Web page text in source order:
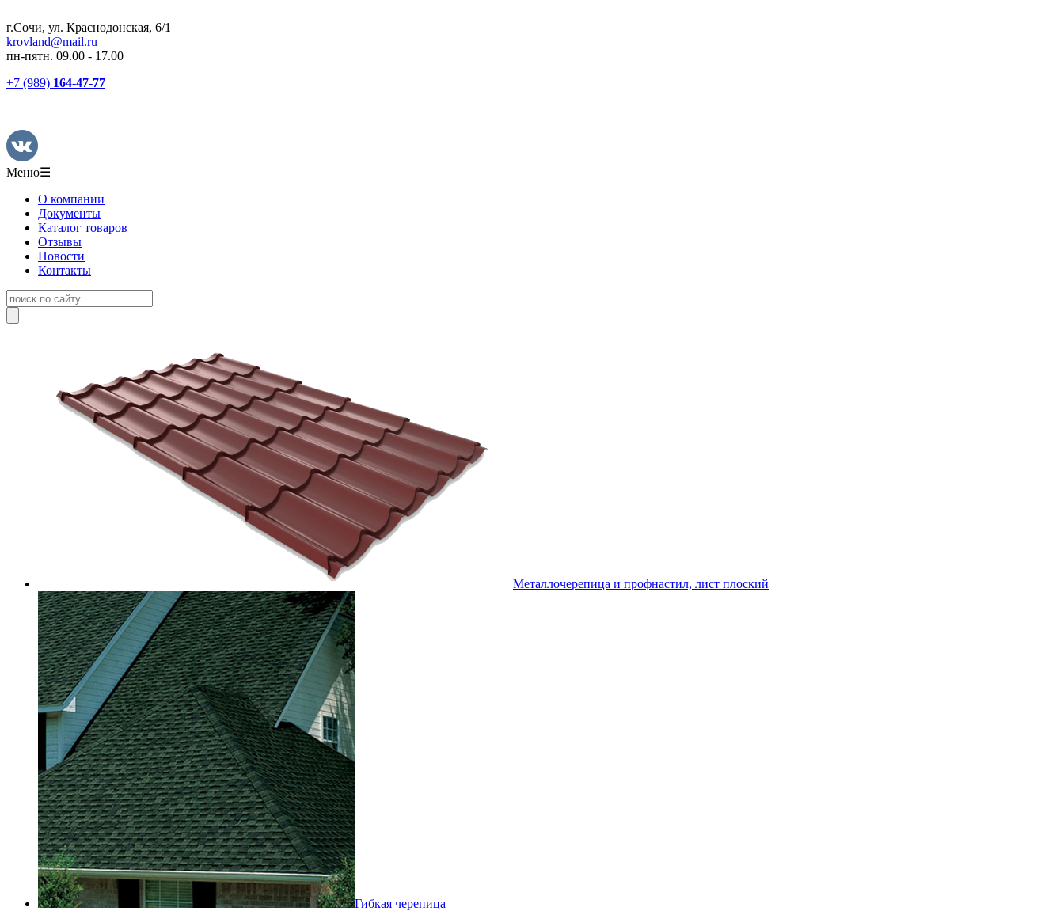
г.Сочи, ул. Краснодонская, 6/1
krovland@mail.ru
пн-пятн. 09.00 - 17.00
+7 (989) 164-47-77
Меню☰
О компании
Документы
Каталог товаров
Отзывы
Новости
Контакты
Металлочерепица и профнастил, лист плоский
Гибкая черепица